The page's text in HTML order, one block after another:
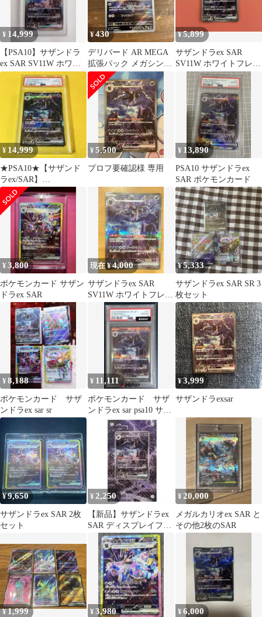
¥ 14,999
【PSA10】サザンドラ
ex SAR SV11W ホワイ
トフレア 171/086
¥430
デリバード AR MEGA
拡張パック メガシンフ
ォニア 074/063
¥5,899
サザンドラex SAR
SV11W ホワイトフレア
171/086
¥ 14,999
★PSA10★【サザンド
ラex/SAR】
HYDREIGON171/086
¥5,500
プロフ要確認様 専用
¥ 13,890
PSA10 サザンドラex
SAR ポケモンカード
¥3,800
ポケモンカード サザン
ドラex SAR
現在 ¥4,000
サザンドラex SAR
SV11W ホワイトフレア
171/086
¥5,333
サザンドラex SAR SR 3
枚セット
¥8,188
ポケモンカード サザ
ンドラex sar sr
¥ 11,111
ポケモンカード サザ
ンドラex sar psa10 サザ
ンドラ PSA10
¥3,999
サザンドラexsar
¥9,650
サザンドラex SAR 2枚
セット
¥ 2,250
【新品】サザンドラex
SAR ディスプレイフレ
ーム
¥ 20,000
メガルカリオex SAR と
その他2枚のSAR
¥1,999 ¥3,980 ¥6,000